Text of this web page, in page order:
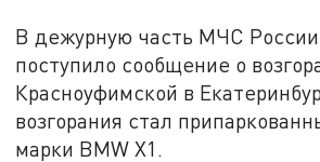
В дежурную часть МЧС
поступило сообщение о
Красноуфимской в
возгорания стал
марки BMW X1.